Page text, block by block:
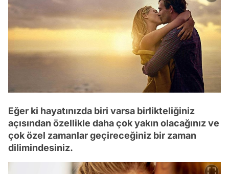
Eğer ki hayatınızda biri varsa birlikteliğiniz
açısından özellikle daha çok yakın olacağınız ve
çok özel zamanlar geçireceğiniz bir zaman
dilimindesiniz.